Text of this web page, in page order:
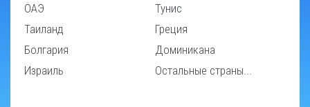
ОАЭ
Таиланд
Болгария
Израиль
Тунис
Греция
Доминикана
Остальные страны...